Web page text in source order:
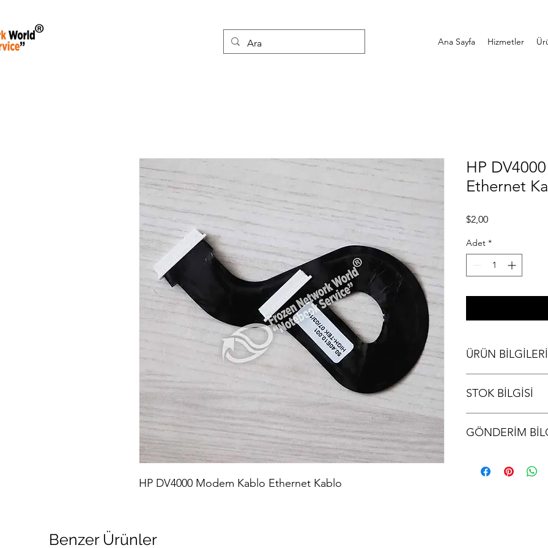
Ana Sayfa Hizmetler
HP DV4000 Modem Kablo Ethernet Kablo
HP
Ethernet
$2,00Fiyat
Adet *
ÜRÜN BİLGİLERİ
STOK BİLGİSİ
GÖNDERİM
kodu iletilir.
Benzer Ürünler